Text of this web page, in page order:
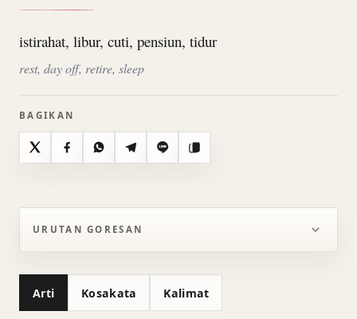
istirahat, libur, cuti, pensiun, tidur
rest, day off, retire, sleep
BAGIKAN
X FacebookWhatsAppTelegramLine Salin
URUTAN GORESAN
Arti Kosakata Kalimat